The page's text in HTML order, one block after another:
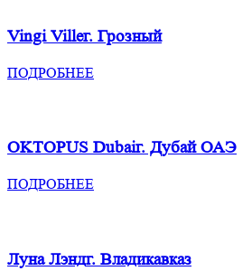
Vingi Villeг. Грозный
ПОДРОБНЕЕ
OKTOPUS Dubaiг. Дубай ОАЭ
ПОДРОБНЕЕ
Луна Лэндг. Владикавказ